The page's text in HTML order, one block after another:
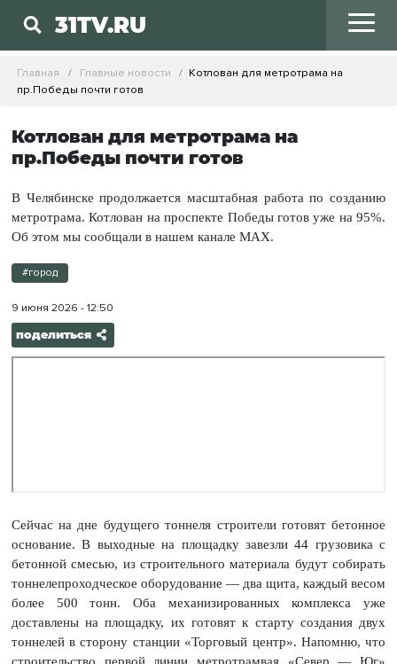
31TV.RU
Главная Главные новости
Котлован для метротрама на
пр.Победы почти готов
Котлован для метротрама на
пр.Победы почти готов
В Челябинске продолжается масштабная работа по созданию
метротрама. Котлован на проспекте Победы готов уже на 95%.
Об этом мы сообщали в нашем канале MAX.
#город
9 июня 2026 - 12:50
поделиться
Сейчас на дне будущего тоннеля строители готовят бетонное
основание. В выходные на площадку завезли 44 грузовика с
бетонной смесью, из строительного материала будут собирать
тоннелепроходческое оборудование — два щита, каждый весом
более 500 тонн. Оба механизированных комплекса уже
доставлены на площадку, их готовят к старту создания двух
тоннелей в сторону станции «Торговый центр». Напомню, что